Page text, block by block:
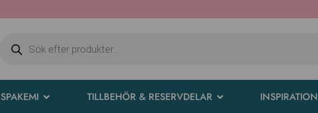
SPAKEMI TILLBEHÖR & RESERVDELAR INSPIRATION